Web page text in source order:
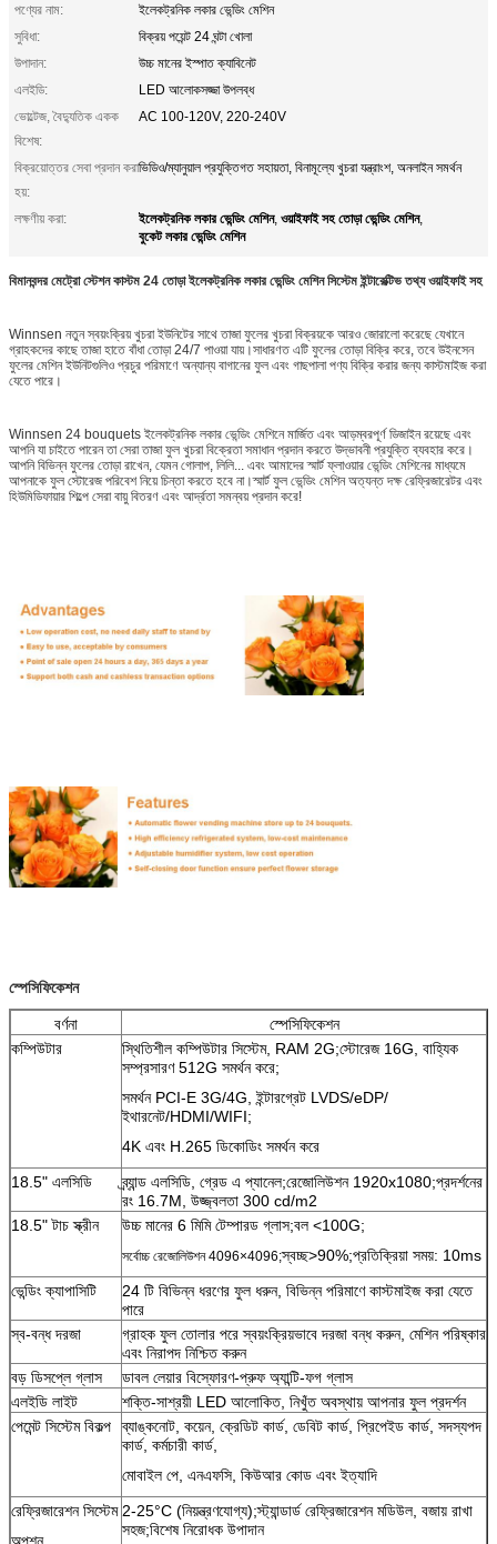
একটি বার্তা রেখে যান
আমরা শীঘ্রই আপনাকে আবার কল করব!
জমা দিন
পণ্যের নাম:
ইলেকট্রনিক লকার ভেন্ডিং মেশিন
সুবিধা:
বিক্রয় পয়েন্ট 24 ঘন্টা খোলা
উপাদান:
উচ্চ মানের ইস্পাত ক্যাবিনেট
এলইডি:
LED আলোকসজ্জা উপলব্ধ
ভোল্টেজ, বৈদ্যুতিক একক
বিশেষ:
AC 100-120V, 220-240V
বিক্রয়োত্তর সেবা প্রদান করা
হয়:
ভিডিও/ম্যানুয়াল প্রযুক্তিগত সহায়তা, বিনামূল্যে খুচরা যন্ত্রাংশ, অনলাইন সমর্থন
লক্ষণীয় করা: ইলেকট্রনিক লকার ভেন্ডিং মেশিন, ওয়াইফাই সহ তোড়া ভেন্ডিং মেশিন,
বুকেট লকার ভেন্ডিং মেশিন
বিমানবন্দর মেট্রো স্টেশন কাস্টম 24 তোড়া ইলেকট্রনিক লকার ভেন্ডিং মেশিন সিস্টেম ইন্টারেক্টিভ তথ্য ওয়াইফাই সহ
Winnsen নতুন স্বয়ংক্রিয় খুচরা ইউনিটের সাথে তাজা ফুলের খুচরা বিক্রয়কে আরও জোরালো করেছে যেখানে
গ্রাহকদের কাছে তাজা হাতে বাঁধা তোড়া 24/7 পাওয়া যায়।সাধারণত এটি ফুলের তোড়া বিক্রি করে, তবে উইনসেন
ফুলের মেশিন ইউনিটগুলিও প্রচুর পরিমাণে অন্যান্য বাগানের ফুল এবং গাছপালা পণ্য বিক্রি করার জন্য কাস্টমাইজ করা
যেতে পারে।
Winnsen 24 bouquets ইলেকট্রনিক লকার ভেন্ডিং মেশিনে মার্জিত এবং আড়ম্বরপূর্ণ ডিজাইন রয়েছে এবং
আপনি যা চাইতে পারেন তা সেরা তাজা ফুল খুচরা বিক্রেতা সমাধান প্রদান করতে উদ্ভাবনী প্রযুক্তি ব্যবহার করে।
আপনি বিভিন্ন ফুলের তোড়া রাখেন, যেমন গোলাপ, লিলি... এবং আমাদের স্মার্ট ফ্লাওয়ার ভেন্ডিং মেশিনের মাধ্যমে
আপনাকে ফুল স্টোরেজ পরিবেশ নিয়ে চিন্তা করতে হবে না।স্মার্ট ফুল ভেন্ডিং মেশিন অত্যন্ত দক্ষ রেফ্রিজারেটর এবং
হিউমিডিফায়ার শিল্পে সেরা বায়ু বিতরণ এবং আর্দ্রতা সমন্বয় প্রদান করে!
স্পেসিফিকেশন
বর্ণনা
স্পেসিফিকেশন
কম্পিউটার
স্থিতিশীল কম্পিউটার সিস্টেম, RAM 2G;স্টোরেজ 16G, বাহ্যিক
সম্প্রসারণ 512G সমর্থন করে;
সমর্থন PCI-E 3G/4G, ইন্টারগ্রেট LVDS/eDP/
ইথারনেট/HDMI/WIFI;
4K এবং H.265 ডিকোডিং সমর্থন করে
18.5" এলসিডি
ব্র্যান্ড এলসিডি, গ্রেড এ প্যানেল;রেজোলিউশন 1920x1080;প্রদর্শনের
রং 16.7M, উজ্জ্বলতা 300 cd/m2
18.5" টাচ স্ক্রীন
উচ্চ মানের 6 মিমি টেম্পারড গ্লাস;বল <100G;
সর্বোচ্চ রেজোলিউশন 4096×4096;স্বচ্ছ>90%;প্রতিক্রিয়া সময়: 10ms
ভেন্ডিং ক্যাপাসিটি
24 টি বিভিন্ন ধরণের ফুল ধরুন, বিভিন্ন পরিমাণে কাস্টমাইজ করা যেতে
পারে
স্ব-বন্ধ দরজা
গ্রাহক ফুল তোলার পরে স্বয়ংক্রিয়ভাবে দরজা বন্ধ করুন, মেশিন পরিষ্কার
এবং নিরাপদ নিশ্চিত করুন
বড় ডিসপ্লে গ্লাস
ডাবল লেয়ার বিস্ফোরণ-প্রুফ অ্যান্টি-ফগ গ্লাস
এলইডি লাইট
শক্তি-সাশ্রয়ী LED আলোকিত, নিখুঁত অবস্থায় আপনার ফুল প্রদর্শন
পেমেন্ট সিস্টেম বিকল্প
ব্যাঙ্কনোট, কয়েন, ক্রেডিট কার্ড, ডেবিট কার্ড, প্রিপেইড কার্ড, সদস্যপদ
কার্ড, কর্মচারী কার্ড,
মোবাইল পে, এনএফসি, কিউআর কোড এবং ইত্যাদি
রেফ্রিজারেশন সিস্টেম
অপশন
2-25°C (নিয়ন্ত্রণযোগ্য);স্ট্যান্ডার্ড রেফ্রিজারেশন মডিউল, বজায় রাখা
সহজ;বিশেষ নিরোধক উপাদান